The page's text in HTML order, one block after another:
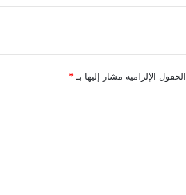
الحقول الإلزامية مشار إليها بـ *